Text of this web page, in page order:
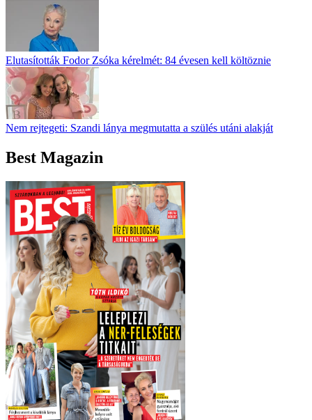
Elutasították Fodor Zsóka kérelmét: 84 évesen kell költöznie
Nem rejtegeti: Szandi lánya megmutatta a szülés utáni alakját
Best Magazin